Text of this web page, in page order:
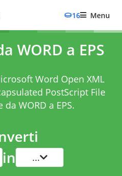
16 Menu
WORD a EPS
Word Open XML
PostScript File
WORD a EPS.
in ...